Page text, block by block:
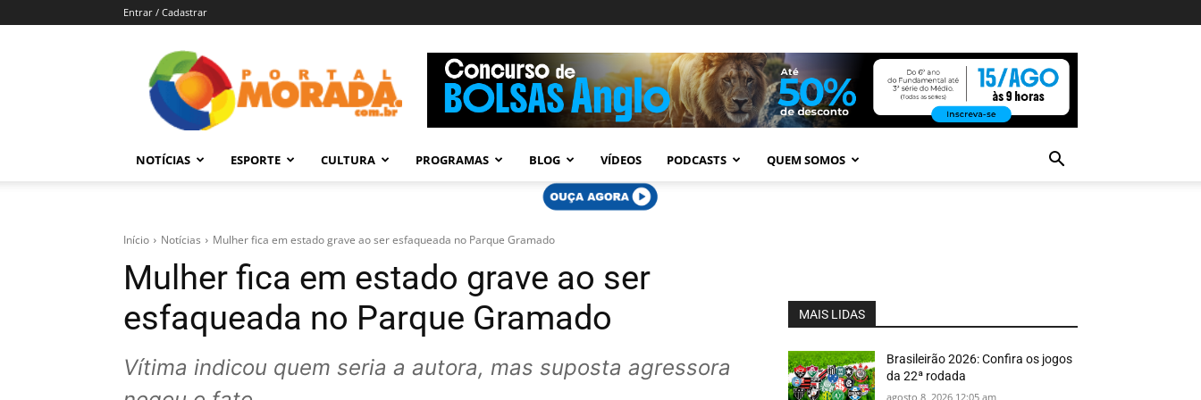
Entrar / Cadastrar
Morada
–
Araraquara
NOTÍCIAS ESPORTE CULTURA PROGRAMAS BLOG VÍDEOS PODCASTS QUEM SOMOS
Início Notícias Mulher fica em estado grave ao ser esfaqueada no Parque Gramado
Mulher fica em estado grave ao ser
esfaqueada no Parque Gramado
Vítima indicou quem seria a autora, mas suposta agressora
MAIS LIDAS
Brasileirão 2026: Confira os jogos
da 22ª rodada
agosto 8, 2026 12:05 am